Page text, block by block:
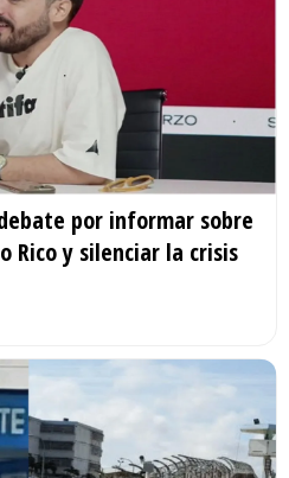
por informar sobre
Rico y silenciar la crisis